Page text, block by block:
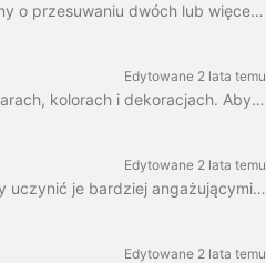
Dowiedziałeś się już tutaj "jak dodać tekst do mojego wideo". Tutaj porozmawiamy o przesuwaniu dwóch lub więcej bloków tekstu wokół wideo w Wave.video ...
Edytowane 2 lata temu
Dowolny blok tekstu w wave.video można podzielić na wiele linii o różnych rozmiarach, kolorach i dekoracjach. Aby dodać linię, zaznacz tekst. Jeśli ...
Edytowane 2 lata temu
Możesz dodać animowane efekty do wiadomości tekstowych w swoim filmie, aby uczynić je bardziej angażującymi i przyciągającymi wzrok. Po dodaniu tekstu do wideo, ...
Edytowane 2 lata temu